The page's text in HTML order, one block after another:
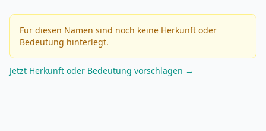
Für diesen Namen sind noch keine Herkunft oder
Bedeutung hinterlegt.
Jetzt Herkunft oder Bedeutung vorschlagen →